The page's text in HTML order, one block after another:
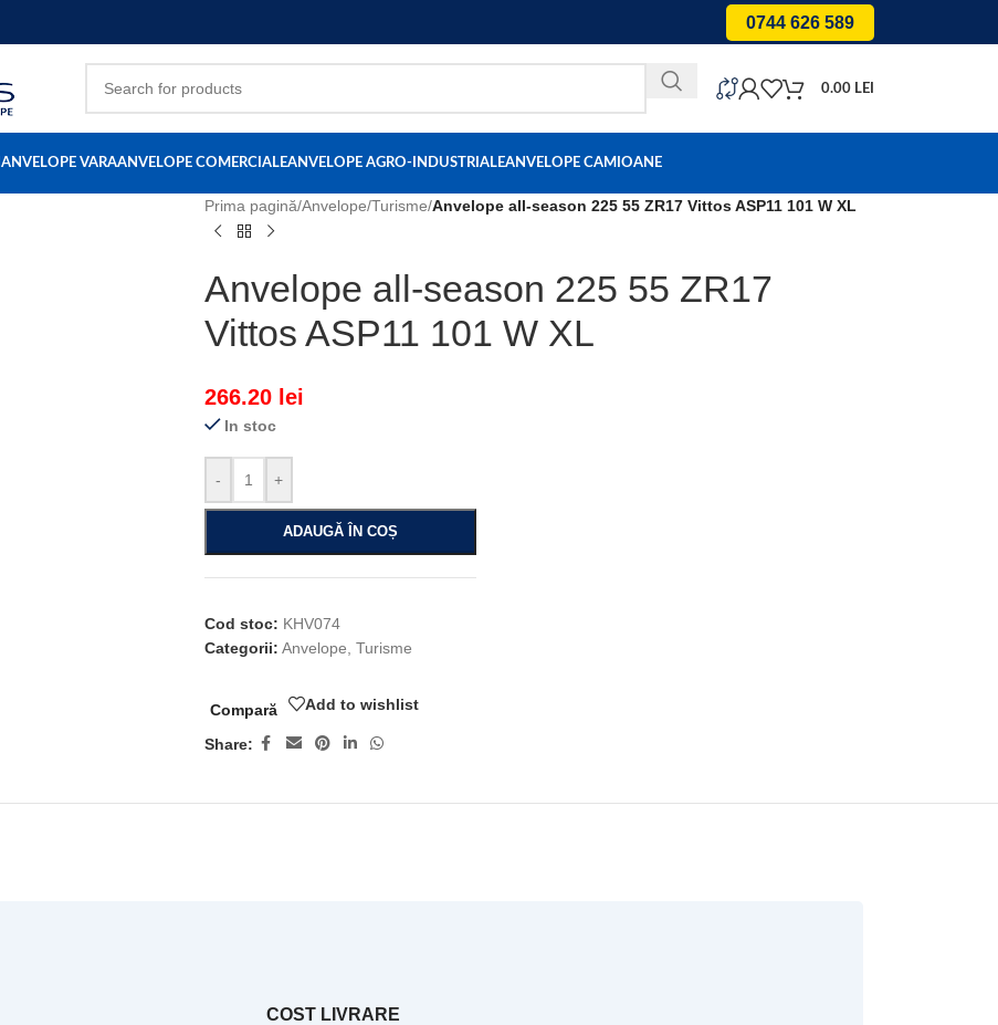
0744 626 589
0.00 LEI
ANVELOPE VARAANVELOPE COMERCIALEANVELOPE AGRO-INDUSTRIALEANVELOPE CAMIOANE
Prima pagină/Anvelope/Turisme/Anvelope all-season 225 55 ZR17 Vittos ASP11 101 W XL
Anvelope all-season 225 55 ZR17
Vittos ASP11 101 W XL
266.20 lei
In stoc
- +
ADAUGĂ ÎN COȘ
Cod stoc: KHV074
Categorii: Anvelope Turisme
Compară Add to wishlist
Share:
COST LIVRARE